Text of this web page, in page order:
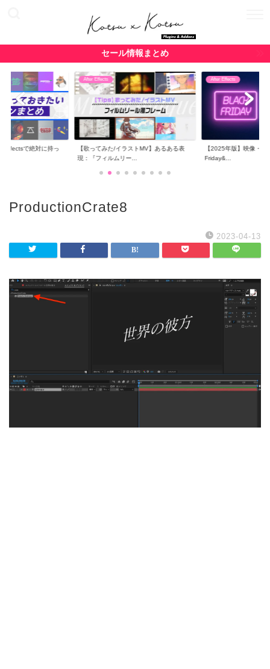
セール情報まとめ
Effectsで絶対に持っ
After Effects
【歌ってみた/イラストMV】あるある表
現：『フィルムリー...
After Effects
【2025年版】映像・
Friday&...
ProductionCrate8
2023-04-13